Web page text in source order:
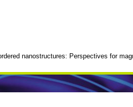
nanostructures: Perspectives for